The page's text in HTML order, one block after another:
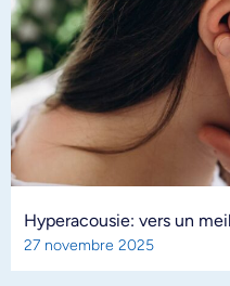
Hyperacousie: vers un
27 novembre 2025